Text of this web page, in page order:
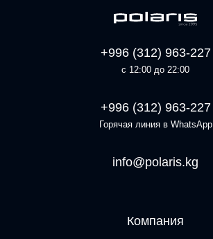
+996 (312) 963-227
с 12:00 до 22:00
+996 (312) 963-227
Горячая линия в WhatsApp
info@polaris.kg
Компания